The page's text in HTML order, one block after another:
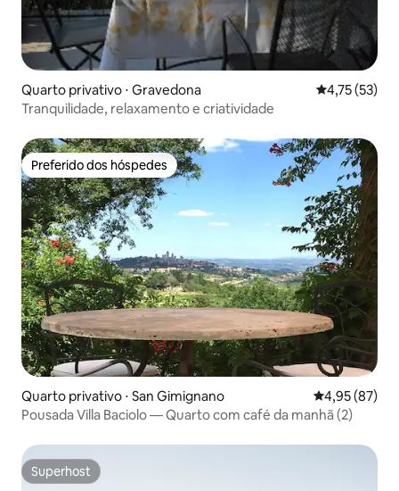
Quarto privativo ⋅ Gravedona 4,75 de uma
4,75 (53)
Tranquilidade, relaxamento e criatividade
Preferido dos hóspedes
Preferido dos hóspedes
Quarto privativo ⋅ San Gimignano 4,95 de uma
4,95 (87)
Pousada Villa Baciolo — Quarto com café da manhã (2)
Superhost
Superhost